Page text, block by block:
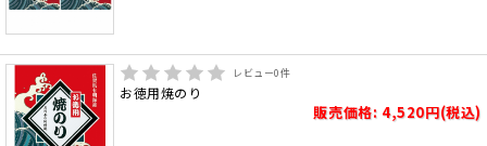
レビュー0件
お徳用焼のり
販売価格: 4,520円(税込)